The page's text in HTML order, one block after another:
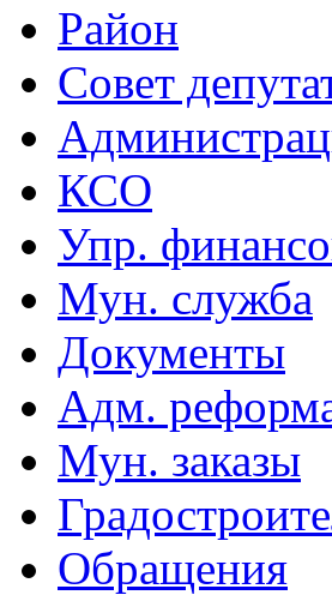
Район
Совет
КСО
Упр.
Мун. служба
Документы
Адм.
Мун. заказы
Обращения